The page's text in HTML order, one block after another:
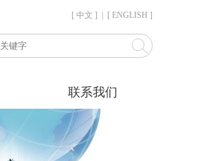
[ 中文 ] [ ENGLISH ]
联系我们